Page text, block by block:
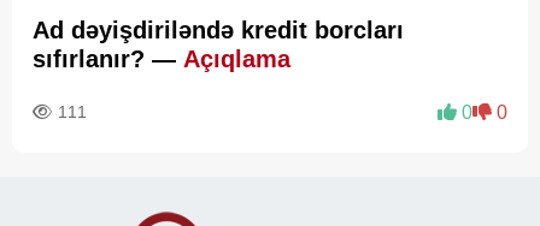
Ad dəyişdiriləndə kredit borcları
sıfırlanır? — Açıqlama
111 0 0